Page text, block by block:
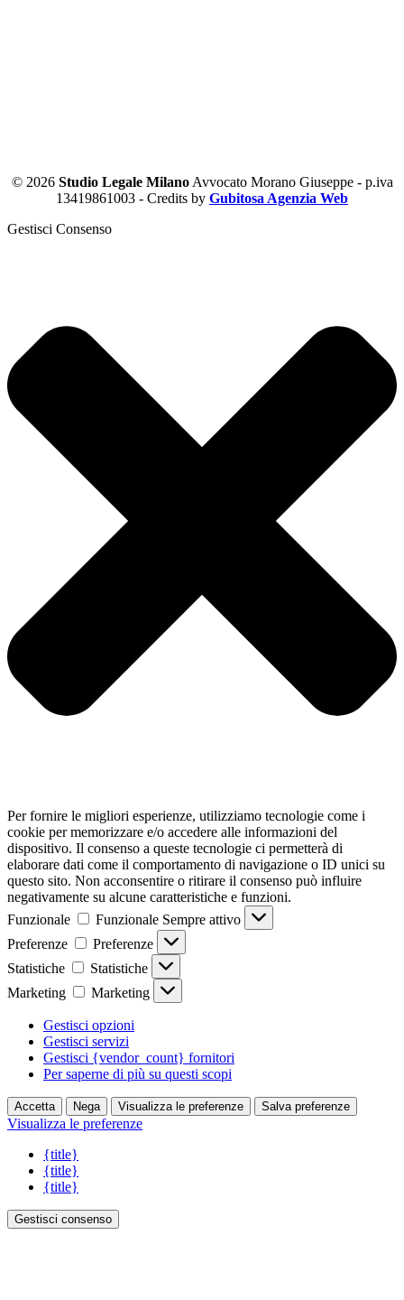
© 2026 Studio Legale MilanoAvvocato Morano Giuseppe - p.iva
13419861003 - Credits by Gubitosa Agenzia Web
Gestisci Consenso
Per fornire le migliori esperienze, utilizziamo tecnologie come i
cookie per memorizzare e/o accedere alle informazioni del
dispositivo. Il consenso a queste tecnologie ci permetterà di
elaborare dati come il comportamento di navigazione o ID unici su
questo sito. Non acconsentire o ritirare il consenso può influire
negativamente su alcune caratteristiche e funzioni.
Funzionale
Funzionale Sempre attivo
Preferenze
Preferenze
Statistiche
Statistiche
Marketing
Marketing
Gestisci opzioni
Gestisci servizi
Gestisci {vendor_count} fornitori
Per saperne di più su questi scopi
Accetta Nega Visualizza le preferenze Salva preferenze
Visualizza le preferenze
{title}
{title}
{title}
Gestisci consenso